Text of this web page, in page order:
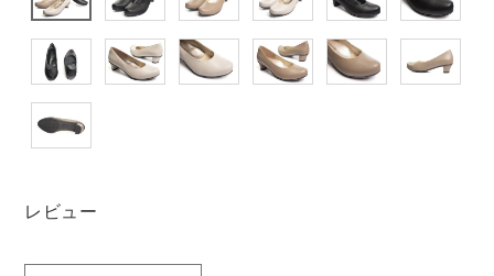
レビュー